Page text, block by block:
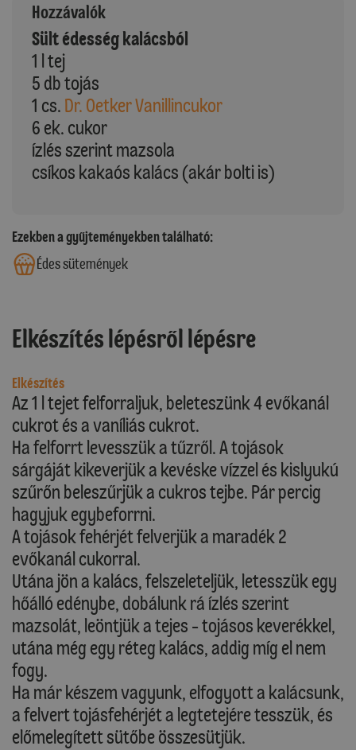
Hozzávalók
Sült édesség kalácsból
1 l tej
5 db tojás
1 cs. Dr. Oetker Vanillincukor
6 ek. cukor
ízlés szerint mazsola
csíkos kakaós kalács (akár bolti is)
Ezekben a gyűjteményekben található:
Édes sütemények
Elkészítés lépésről lépésre
Elkészítés
Az 1 l tejet felforraljuk, beleteszünk 4 evőkanál
cukrot és a vaníliás cukrot.
Ha felforrt levesszük a tűzről. A tojások
sárgáját kikeverjük a kevéske vízzel és kislyukú
szűrőn beleszűrjük a cukros tejbe. Pár percig
hagyjuk egybeforrni.
A tojások fehérjét felverjük a maradék 2
evőkanál cukorral.
Utána jön a kalács, felszeleteljük, letesszük egy
hőálló edénybe, dobálunk rá ízlés szerint
mazsolát, leöntjük a tejes - tojásos keverékkel,
utána még egy réteg kalács, addig míg el nem
fogy.
Ha már készem vagyunk, elfogyott a kalácsunk,
a felvert tojásfehérjét a legtetejére tesszük, és
előmelegített sütőbe összesütjük.